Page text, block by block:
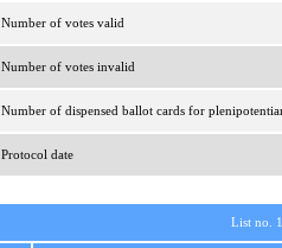
Number of votes valid
Number of votes invalid
Number of dispensed ballot cards for
Protocol date
List no.